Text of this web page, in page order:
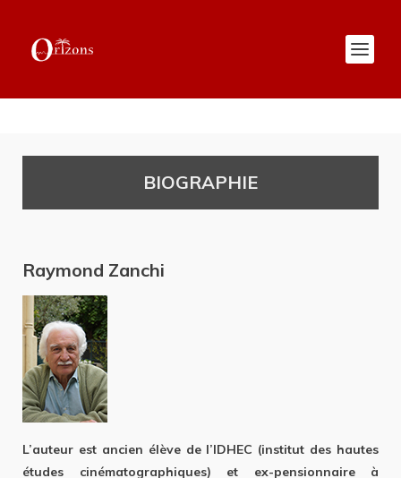
BIOGRAPHIE
Raymond Zanchi
L’auteur est ancien élève de l’IDHEC (institut des hautes
études cinématographiques) et ex-pensionnaire à